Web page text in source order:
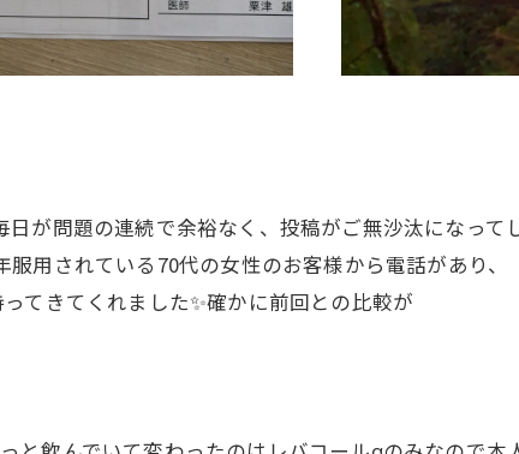
が問題の連続で余裕なく、投稿がご無沙汰になって
用されている70代の女性のお客様から電話があり
てきてくれました✨確かに前回との比較が